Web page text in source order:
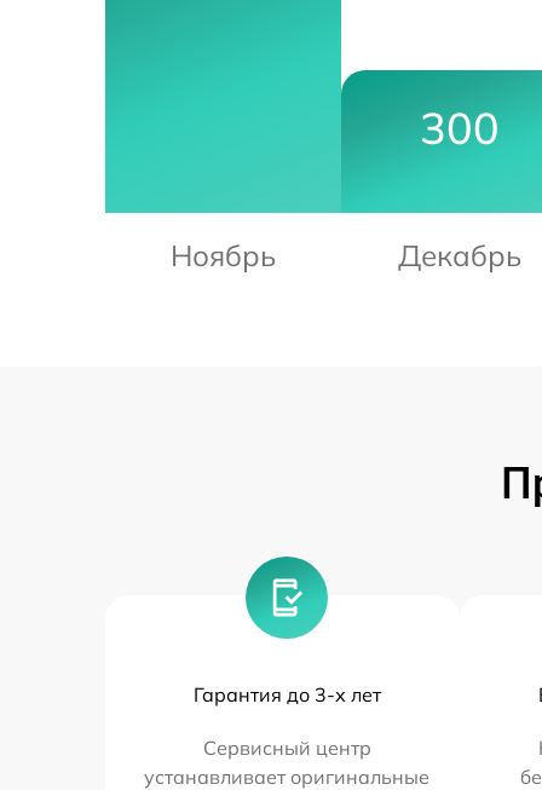
Ноябрь
300
Декабрь
Гарантия до 3-х лет
Сервисный центр
устанавливает оригинальные